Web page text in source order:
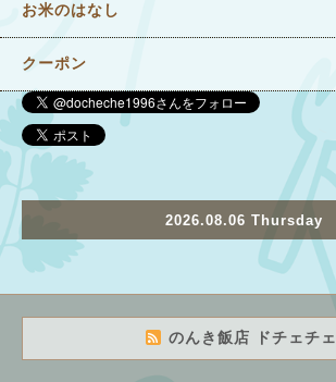
お米のはなし
クーポン
2026.08.06 Thursday
のんき飯店 ドチェチェ